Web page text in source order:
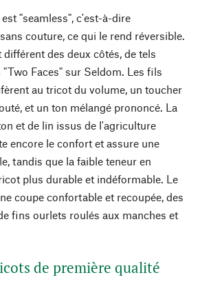
"seamless", c'est-à-dire
couture, ce qui le rend réversible.
des deux côtés, de tels
Faces" sur Seldom. Les fils
au tricot du volume, un toucher
et un ton mélangé prononcé. La
et de lin issus de l'agriculture
encore le confort et assure une
tandis que la faible teneur en
plus durable et indéformable. Le
coupe confortable et recoupée, des
fins ourlets roulés aux manches et
de première qualité